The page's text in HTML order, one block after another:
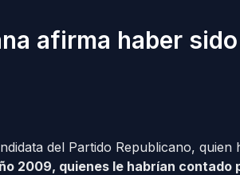
afirma haber
del Partido Republicano, quien
2009, quienes le habrían contado